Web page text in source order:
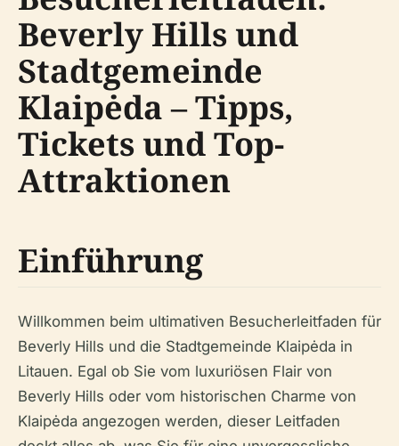
Beverly Hills und
Stadtgemeinde
Klaipėda – Tipps,
Tickets und Top-
Attraktionen
Einführung
Willkommen beim ultimativen Besucherleitfaden für
Beverly Hills und die Stadtgemeinde Klaipėda in
Litauen. Egal ob Sie vom luxuriösen Flair von
Beverly Hills oder vom historischen Charme von
Klaipėda angezogen werden, dieser Leitfaden